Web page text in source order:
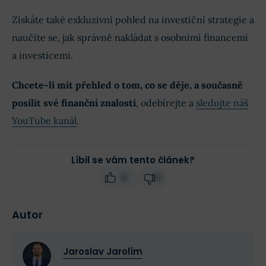
Získáte také exkluzivní pohled na investiční strategie a
naučíte se, jak správně nakládat s osobními financemi
a investicemi.
Chcete-li mít přehled o tom, co se děje, a současně
posílit své finanční znalosti, odebírejte a sledujte náš
YouTube kanál.
Líbil se vám tento článek?
Autor
Jaroslav Jarolím